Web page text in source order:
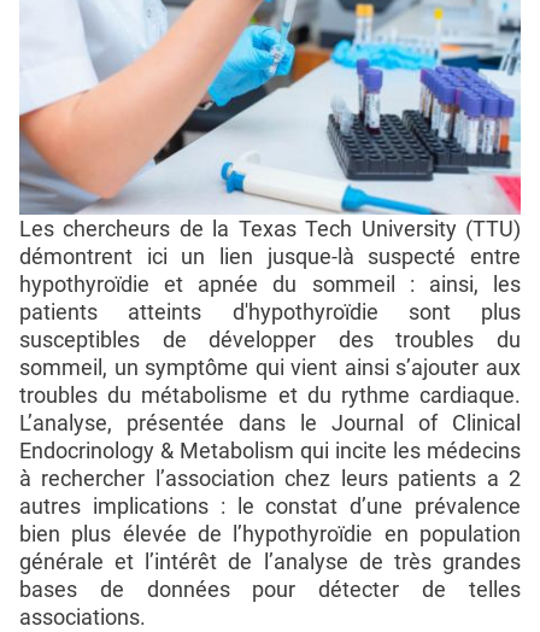
Les chercheurs de la Texas Tech University (TTU)
démontrent ici un lien jusque-là suspecté entre
hypothyroïdie et apnée du sommeil : ainsi, les
patients atteints d'hypothyroïdie sont plus
susceptibles de développer des troubles du
sommeil, un symptôme qui vient ainsi s’ajouter aux
troubles du métabolisme et du rythme cardiaque.
L’analyse, présentée dans le Journal of Clinical
Endocrinology & Metabolism qui incite les médecins
à rechercher l’association chez leurs patients a 2
autres implications : le constat d’une prévalence
bien plus élevée de l’hypothyroïdie en population
générale et l’intérêt de l’analyse de très grandes
bases de données pour détecter de telles
associations.